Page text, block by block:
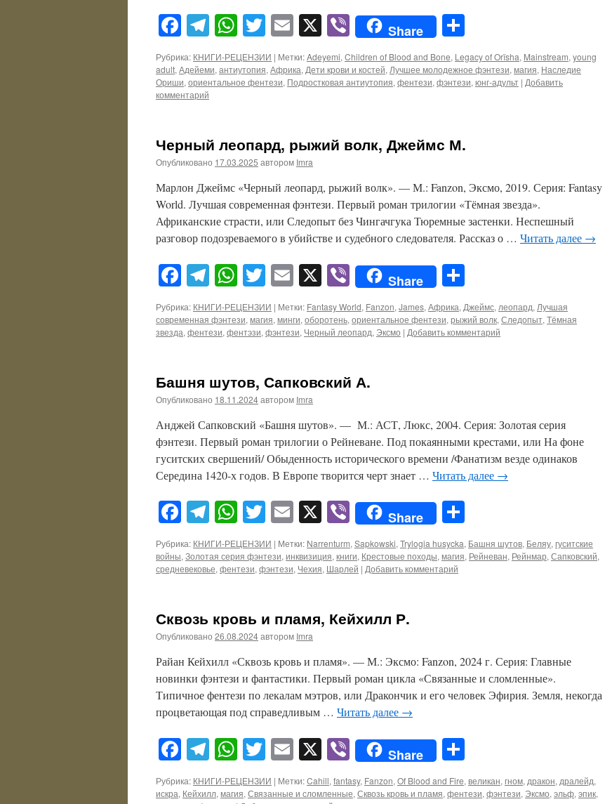
Facebook
Telegram
WhatsApp
Twitter
Email
X ViberShare
Рубрика: КНИГИ-РЕЦЕНЗИИ | Метки:Adeyemi,Children of Blood and Bone, Legacy of Orïsha, Mainstream,young
adult,Адейеми,антиутопия,Африка,Дети крови и костей,Лучшее молодежное фэнтези,магия, Наследие
Ориши,ориентальное фентези, Подростковая антиутопия,фентези,фэнтези,юнг-адульт | Добавить
комментарий
Черный леопард, рыжий волк, Джеймс М.
Опубликовано 17.03.2025 автором Imra
Марлон Джеймс «Черный леопард, рыжий волк». — М.: Fanzon, Эксмо, 2019. Серия: Fantasy
World. Лучшая современная фэнтези. Первый роман трилогии «Тёмная звезда».
Африканские страсти, или Следопыт без Чингачгука Тюремные застенки. Неспешный
разговор подозреваемого в убийстве и судебного следователя. Рассказ о … Читать далее →
Facebook
Telegram
WhatsApp
Twitter
Email
X ViberShare
Рубрика: КНИГИ-РЕЦЕНЗИИ | Метки: Fantasy World, Fanzon, James, Африка, Джеймс, леопард, Лучшая
современная фэнтези, магия, минги, оборотень, ориентальное фентези, рыжий волк, Следопыт, Тёмная
звезда, фентези, фентэзи, фэнтези, Черный леопард, Эксмо | Добавить комментарий
Башня шутов, Сапковский А.
Опубликовано 18.11.2024автором Imra
Анджей Сапковский «Башня шутов». — М.: АСТ, Люкс, 2004. Серия: Золотая серия
фэнтези. Первый роман трилогии о Рейневане. Под покаянными крестами, или На фоне
гуситских свершений/ Обыденность исторического времени /Фанатизм везде одинаков
Середина 1420-х годов. В Европе творится черт знает … Читать далее →
Facebook
Telegram
WhatsApp
Twitter
Email
X ViberShare
Рубрика: КНИГИ-РЕЦЕНЗИИ | Метки: Narrenturm, Sapkowski, Trylogia husycka, Башня шутов, Беляу, гуситские
войны, Золотая серия фэнтези, инквизиция, книги, Крестовые походы, магия, Рейневан, Рейнмар, Сапковский,
средневековье, фентези, фэнтези, Чехия, Шарлей | Добавить комментарий
Сквозь кровь и пламя, Кейхилл Р.
Опубликовано 26.08.2024автором Imra
Райан Кейхилл «Сквозь кровь и пламя». — М.: Эксмо: Fanzon, 2024 г. Серия: Главные
новинки фэнтези и фантастики. Первый роман цикла «Связанные и сломленные».
Типичное фентези по лекалам мэтров, или Дракончик и его человек Эфирия. Земля, некогда
процветающая под справедливым … Читать далее →
Facebook
Telegram
WhatsApp
Twitter
Email
X ViberShare
Рубрика: КНИГИ-РЕЦЕНЗИИ | Метки:Cahill, fantasy, Fanzon, Of Blood and Fire, великан, гном, дракон, дралейд,
искра, Кейхилл, магия, Связанные и сломленные, Сквозь кровь и пламя, фентези, фэнтези, Эксмо, эльф, эпик,